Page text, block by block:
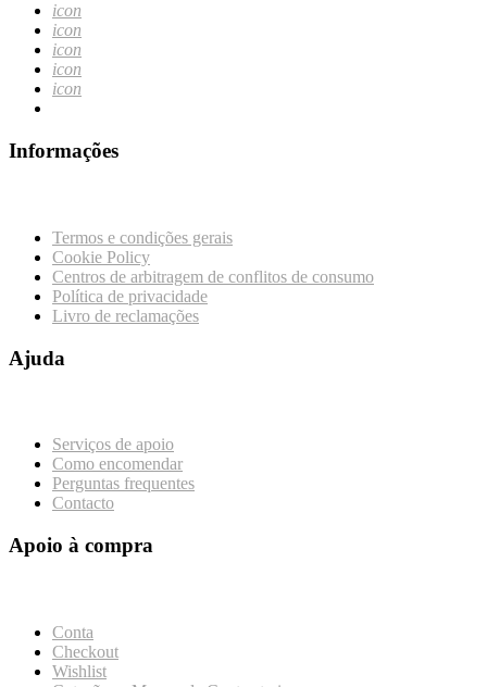
icon
icon
icon
icon
icon
Informações
Termos e condições gerais
Cookie Policy
Centros de arbitragem de conflitos de consumo
Política de privacidade
Livro de reclamações
Ajuda
Serviços de apoio
Como encomendar
Perguntas frequentes
Contacto
Apoio à compra
Conta
Checkout
Wishlist